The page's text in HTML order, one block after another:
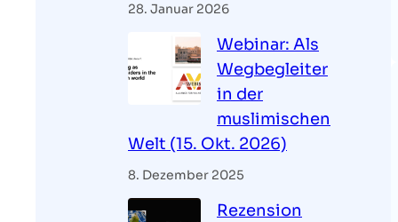
28. Januar 2026
Webinar: Als
Wegbegleiter
in der
muslimischen
Welt (15. Okt. 2026)
8. Dezember 2025
Rezension